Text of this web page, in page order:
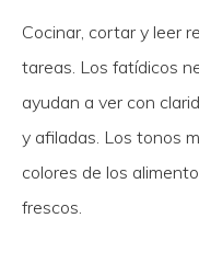
Cocinar, cortar y leer
tareas. Los fatídicos
ayudan a ver con
y afiladas. Los tonos
colores de los
frescos.